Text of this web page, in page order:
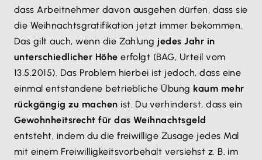
dass Arbeitnehmer davon ausgehen dürfen, dass sie
die Weihnachtsgratifikation jetzt immer bekommen.
Das gilt auch, wenn die Zahlung jedes Jahr in
unterschiedlicher Höhe erfolgt (BAG, Urteil vom
13.5.2015). Das Problem hierbei ist jedoch, dass eine
einmal entstandene betriebliche Übung kaum mehr
rückgängig zu machen ist. Du verhinderst, dass ein
Gewohnheitsrecht für das Weihnachtsgeld
entsteht, indem du die freiwillige Zusage jedes Mal
mit einem Freiwilligkeitsvorbehalt versiehst z. B. im